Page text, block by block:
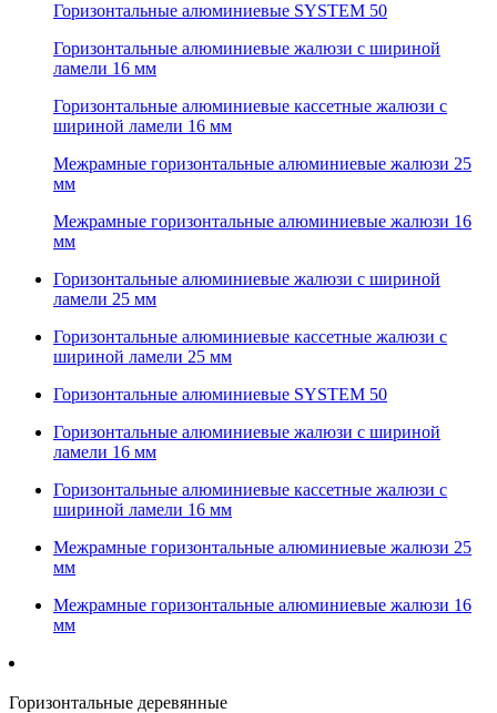
Горизонтальные алюминиевые SYSTEM 50
Горизонтальные алюминиевые жалюзи с шириной
ламели 16 мм
Горизонтальные алюминиевые кассетные жалюзи с
шириной ламели 16 мм
Межрамные горизонтальные алюминиевые жалюзи 25
мм
Межрамные горизонтальные алюминиевые жалюзи 16
мм
Горизонтальные алюминиевые жалюзи с шириной
ламели 25 мм
Горизонтальные алюминиевые кассетные жалюзи с
шириной ламели 25 мм
Горизонтальные алюминиевые SYSTEM 50
Горизонтальные алюминиевые жалюзи с шириной
ламели 16 мм
Горизонтальные алюминиевые кассетные жалюзи с
шириной ламели 16 мм
Межрамные горизонтальные алюминиевые жалюзи 25
мм
Межрамные горизонтальные алюминиевые жалюзи 16
мм
Горизонтальные деревянные